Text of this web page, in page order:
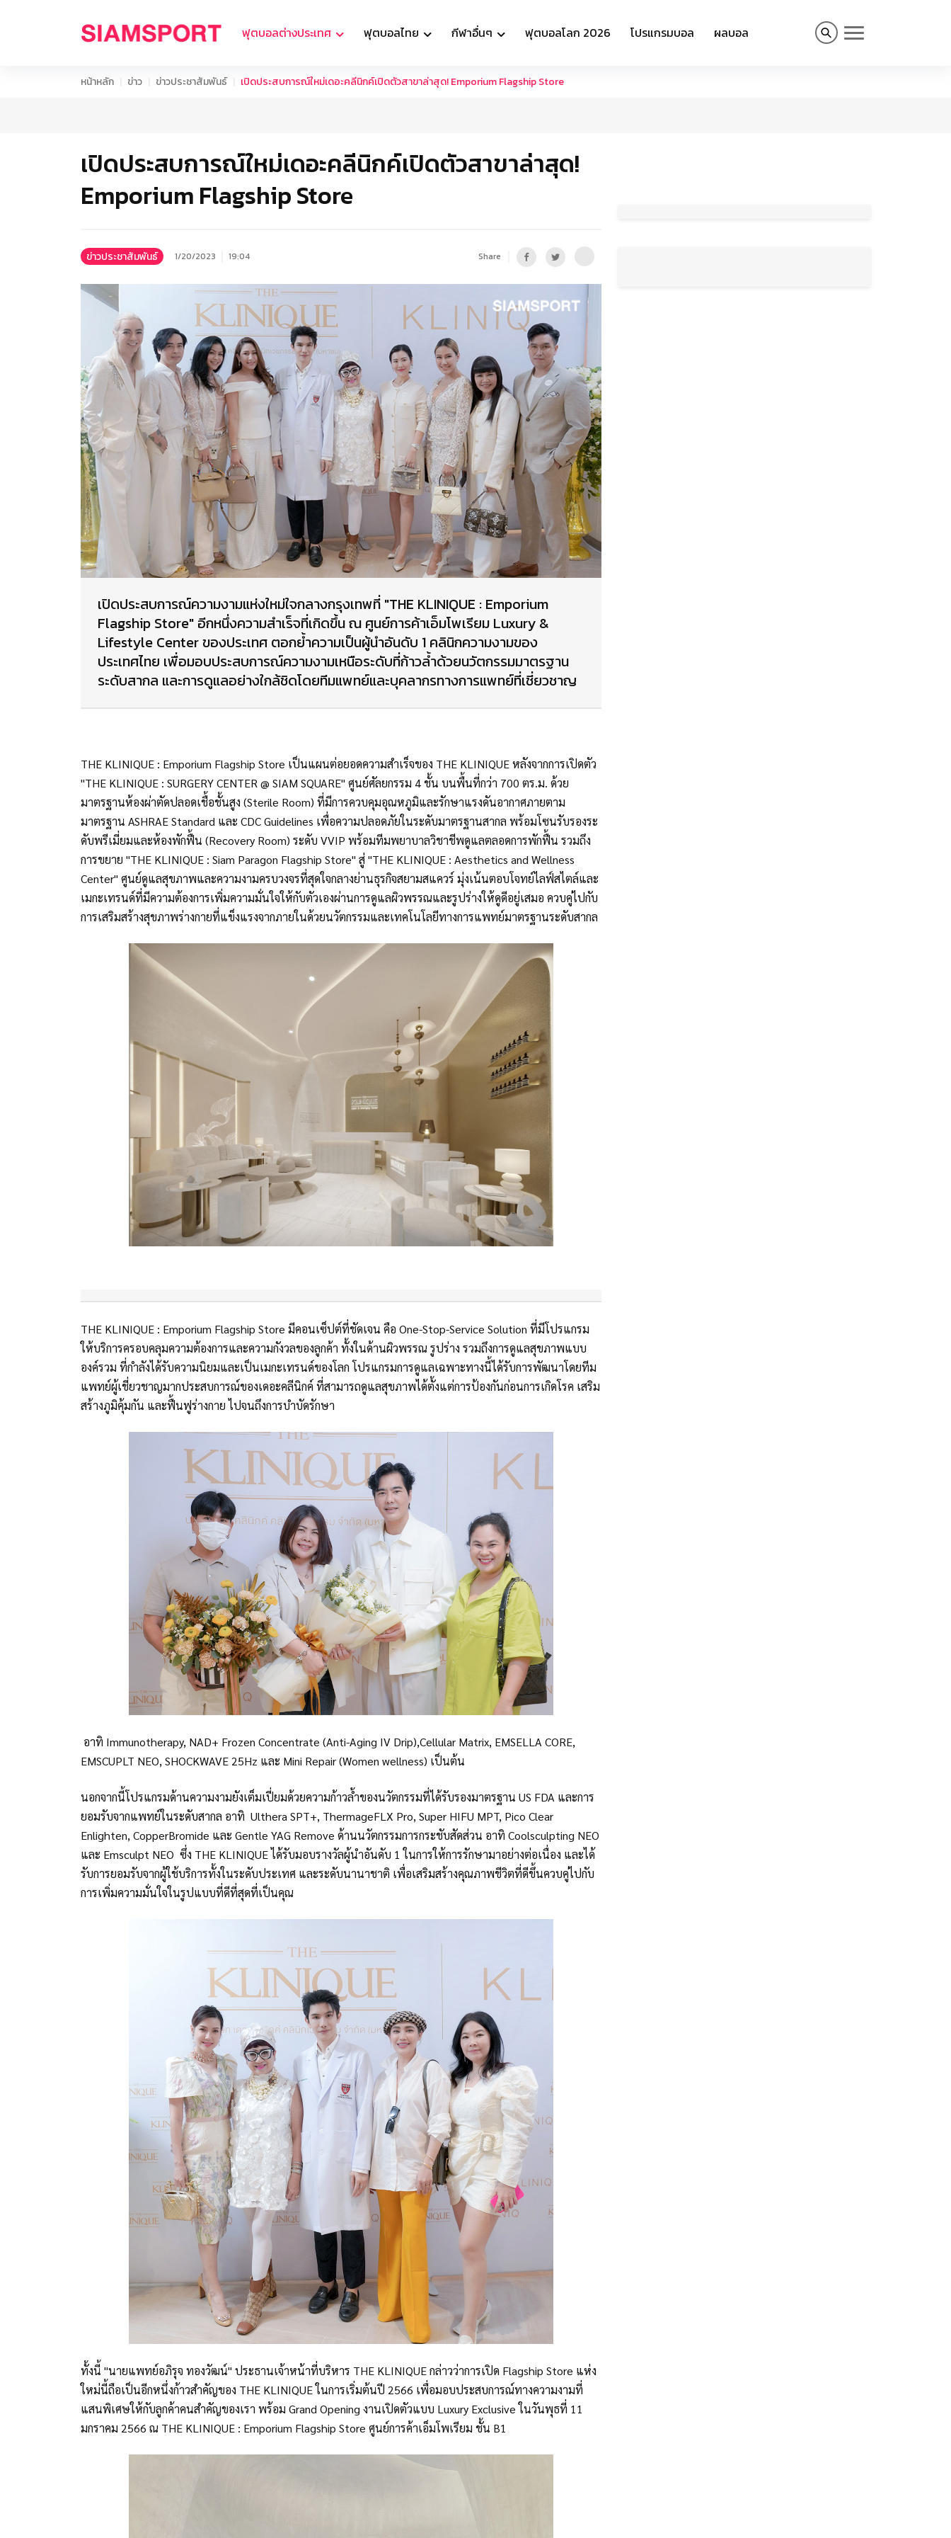
ฟุตบอลต่างประเทศ ฟุตบอลไทย กีฬาอื่นๆ ฟุตบอลโลก 2026 โปรแกรมบอล ผลบอล
หน้าหลัก ข่าว ข่าวประชาสัมพันธ์ เปิดประสบการณ์ใหม่เดอะคลีนิกค์เปิดตัวสาขาล่าสุด! Emporium Flagship Store
เปิดประสบการณ์ใหม่เดอะคลีนิกค์เปิดตัวสาขาล่าสุด!
Emporium Flagship Store
ข่าวประชาสัมพันธ์ 1/20/2023 19:04 Share
เปิดประสบการณ์ความงามแห่งใหม่ใจกลางกรุงเทพที่ "THE KLINIQUE : Emporium
Flagship Store" อีกหนึ่งความสำเร็จที่เกิดขึ้น ณ ศูนย์การค้าเอ็มโพเรียม Luxury &
Lifestyle Center ของประเทศ ตอกย้ำความเป็นผู้นำอันดับ 1 คลินิกความงามของ
ประเทศไทย เพื่อมอบประสบการณ์ความงามเหนือระดับที่ก้าวล้ำด้วยนวัตกรรมมาตรฐาน
ระดับสากล และการดูแลอย่างใกล้ชิดโดยทีมแพทย์และบุคลากรทางการแพทย์ที่เชี่ยวชาญ
THE KLINIQUE : Emporium Flagship Store เป็นแผนต่อยอดความสำเร็จของ THE KLINIQUE หลังจากการเปิดตัว
"THE KLINIQUE : SURGERY CENTER @ SIAM SQUARE" ศูนย์ศัลยกรรม 4 ชั้น บนพื้นที่กว่า 700 ตร.ม. ด้วย
มาตรฐานห้องผ่าตัดปลอดเชื้อชั้นสูง (Sterile Room) ที่มีการควบคุมอุณหภูมิและรักษาแรงดันอากาศภายตาม
มาตรฐาน ASHRAE Standard และ CDC Guidelines เพื่อความปลอดภัยในระดับมาตรฐานสากล พร้อมโซนรับรองระ
ดับพรีเมี่ยมและห้องพักฟื้น (Recovery Room) ระดับ VVIP พร้อมทีมพยาบาลวิชาชีพดูแลตลอดการพักฟื้น รวมถึง
การขยาย "THE KLINIQUE : Siam Paragon Flagship Store" สู่ "THE KLINIQUE : Aesthetics and Wellness
Center" ศูนย์ดูแลสุขภาพและความงามครบวงจรที่สุดใจกลางย่านธุรกิจสยามสแควร์ มุ่งเน้นตอบโจทย์ไลฟ์สไตล์และ
เมกะเทรนด์ที่มีความต้องการเพิ่มความมั่นใจให้กับตัวเองผ่านการดูแลผิวพรรณและรูปร่างให้ดูดีอยู่เสมอ ควบคู่ไปกับ
การเสริมสร้างสุขภาพร่างกายที่แข็งแรงจากภายในด้วยนวัตกรรมและเทคโนโลยีทางการแพทย์มาตรฐานระดับสากล
THE KLINIQUE : Emporium Flagship Store มีคอนเซ็ปต์ที่ชัดเจน คือ One-Stop-Service Solution ที่มีโปรแกรม
ให้บริการครอบคลุมความต้องการและความกังวลของลูกค้า ทั้งในด้านผิวพรรณ รูปร่าง รวมถึงการดูแลสุขภาพแบบ
องค์รวม ที่กำลังได้รับความนิยมและเป็นเมกะเทรนด์ของโลก โปรแกรมการดูแลเฉพาะทางนี้ได้รับการพัฒนาโดยทีม
แพทย์ผู้เชี่ยวชาญมากประสบการณ์ของเดอะคลีนิกค์ ที่สามารถดูแลสุขภาพได้ตั้งแต่การป้องกันก่อนการเกิดโรค เสริม
สร้างภูมิคุ้มกัน และฟื้นฟูร่างกาย ไปจนถึงการบำบัดรักษา
อาทิ Immunotherapy, NAD+ Frozen Concentrate (Anti-Aging IV Drip),Cellular Matrix, EMSELLA CORE,
EMSCUPLT NEO, SHOCKWAVE 25Hz และ Mini Repair (Women wellness) เป็นต้น
นอกจากนี้โปรแกรมด้านความงามยังเต็มเปี่ยมด้วยความก้าวล้ำของนวัตกรรมที่ได้รับรองมาตรฐาน US FDA และการ
ยอมรับจากแพทย์ในระดับสากล อาทิ Ulthera SPT+, ThermageFLX Pro, Super HIFU MPT, Pico Clear
Enlighten, CopperBromide และ Gentle YAG Remove ด้านนวัตกรรมการกระชับสัดส่วน อาทิ Coolsculpting NEO
และ Emsculpt NEO ซึ่ง THE KLINIQUE ได้รับมอบรางวัลผู้นำอันดับ 1 ในการให้การรักษามาอย่างต่อเนื่อง และได้
รับการยอมรับจากผู้ใช้บริการทั้งในระดับประเทศ และระดับนานาชาติ เพื่อเสริมสร้างคุณภาพชีวิตที่ดีขึ้นควบคู่ไปกับ
การเพิ่มความมั่นใจในรูปแบบที่ดีที่สุดที่เป็นคุณ
ทั้งนี้ "นายแพทย์อภิรุจ ทองวัฒน์" ประธานเจ้าหน้าที่บริหาร THE KLINIQUE กล่าวว่าการเปิด Flagship Store แห่ง
ใหม่นี้ถือเป็นอีกหนึ่งก้าวสำคัญของ THE KLINIQUE ในการเริ่มต้นปี 2566 เพื่อมอบประสบการณ์ทางความงามที่
แสนพิเศษให้กับลูกค้าคนสำคัญของเรา พร้อม Grand Opening งานเปิดตัวแบบ Luxury Exclusive ในวันพุธที่ 11
มกราคม 2566 ณ THE KLINIQUE : Emporium Flagship Store ศูนย์การค้าเอ็มโพเรียม ชั้น B1